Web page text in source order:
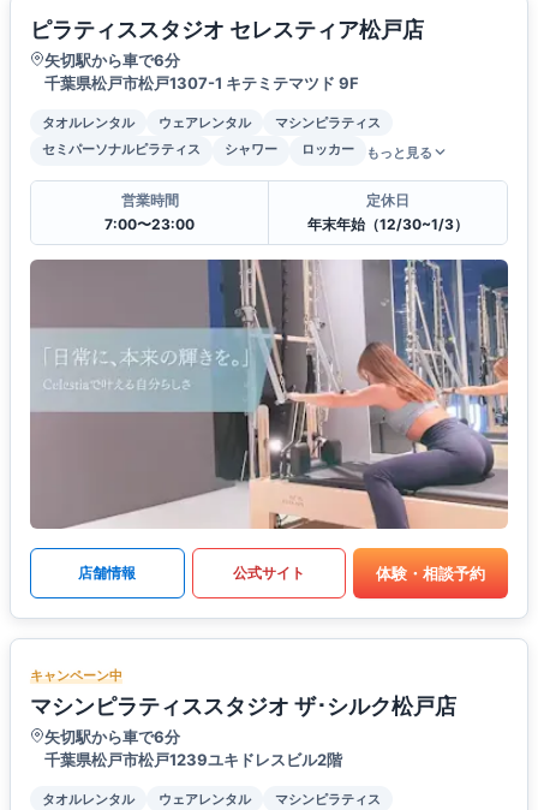
ピラティススタジオ セレスティア松戸店
矢切駅から車で6分
千葉県松戸市松戸1307-1 キテミテマツド 9F
タオルレンタル ウェアレンタル
マシンピラティス
セミパーソナルピラティス
シャワー ロッカー もっと見る
営業時間
7:00〜23:00
定休日
年末年始（12/30~1/3）
店舗情報 公式サイト 体験・相談予約
キャンペーン中
マシンピラティススタジオ ザ･シルク松戸店
矢切駅から車で6分
千葉県松戸市松戸1239ユキドレスビル2階
タオルレンタル ウェアレンタル
マシンピラティス